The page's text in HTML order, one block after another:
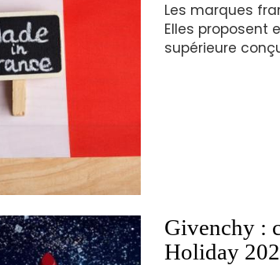
Les marques
Elles proposent
supérieure
Givenchy :
Holiday